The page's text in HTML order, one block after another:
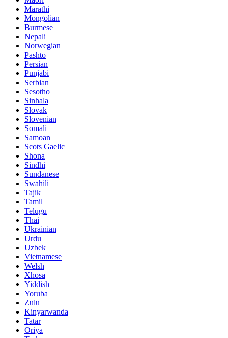
Marathi
Mongolian
Burmese
Nepali
Norwegian
Pashto
Persian
Punjabi
Serbian
Sesotho
Sinhala
Slovak
Slovenian
Somali
Samoan
Scots Gaelic
Shona
Sindhi
Sundanese
Swahili
Tajik
Tamil
Telugu
Thai
Ukrainian
Urdu
Uzbek
Vietnamese
Welsh
Xhosa
Yiddish
Yoruba
Zulu
Kinyarwanda
Tatar
Oriya